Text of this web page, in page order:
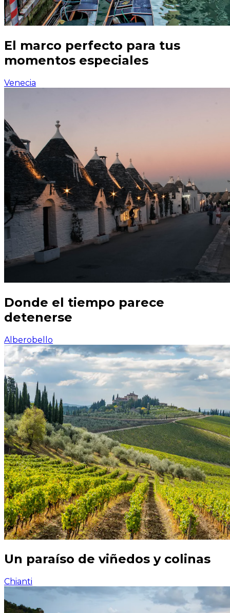
El marco perfecto para tus
momentos especiales
Venecia
Donde el tiempo parece
detenerse
Alberobello
Un paraíso de viñedos y colinas
Chianti